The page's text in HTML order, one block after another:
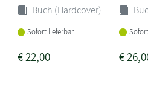
Buch (Hardcover)
Sofort lieferbar
€22,00 €